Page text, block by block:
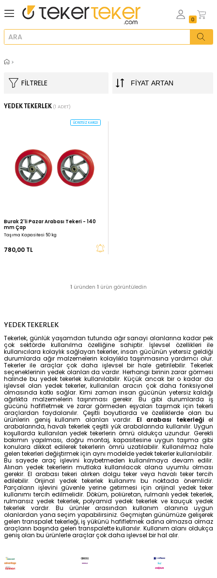
FILTRELE
1üründen1ürün görüntüledin
YEDEK TEKERLEK
Tekerlek, günlük yaşamdan tutunda ağır sanayi
çok sektörde kullanılma özelliğine sahiptir. İşlevsel
kullanıcılara kolaylık sağlayan tekerler, insan gücünün
durumlarda ağır malzemelerin kolaylıkla taşınmasına
Tekerler ile araçlar çok daha işlevsel bir hale
seçeneklerinin yedek olanları da vardır. Herhangi birinin
halinde bu yedek tekerlek kullanılabilir. Küçük ancak
işlevsel olan yedek tekerler, kullanılan aracın çok
olmasında katkı sağlar. Kimi zaman insan gücünün
ağırlıkta malzemelerin taşınması gerekir. Bu gibi
gücünü hafifletmek ve zarar görmeden eşyaları
araçlardan faydalanılır. Çeşitli boyutlarda ve
ürünlerin geniş kullanım alanları vardır.El
arabalarında, havalı tekerlek çeşitli yük arabalarında
koşullarda kullanılan yedek tekerlerin ömrü oldukça
konulara dikkat edilerek tekerlerin ömrü uzatılabilir.
gelen tekerleri değiştirmek için aynı modelde yedek